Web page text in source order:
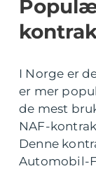
I Norge er
er mer
de mest
NAF-
Denne
Automobil-